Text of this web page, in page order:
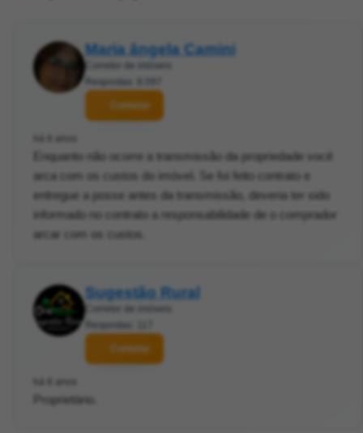
Maria ângela Camini
Contatar
Enquanto não ocorre a transmissão da propriedade você
arca com os custos do imóvel. Se foi feito contrato e
entregue a posse antes da transmissão, deveria ter sido
informado no contrato a responsabilidade de o comprador
arcar com os custos.
Sugestão Rural
Contatar
Proprietário.